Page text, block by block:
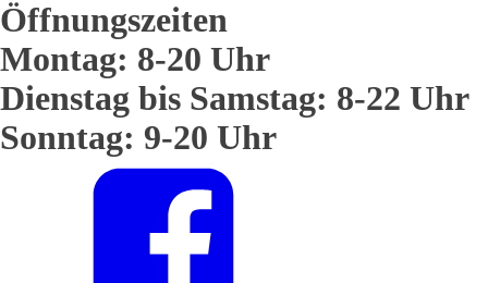
Öffnungszeiten
Montag: 8-20 Uhr
Dienstag bis Samstag: 8-22 Uhr
Sonntag: 9-20 Uhr